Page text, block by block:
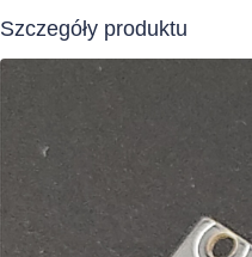
Szczegóły produktu